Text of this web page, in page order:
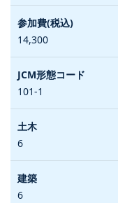
14,300
101-1
6
6